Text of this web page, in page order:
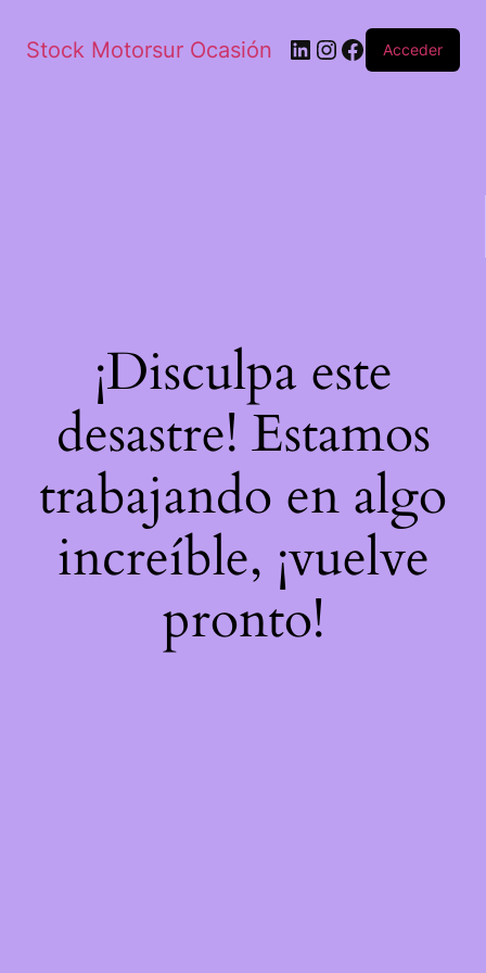
Stock Motorsur Ocasión Acceder
¡Disculpa este
desastre! Estamos
trabajando en algo
increíble, ¡vuelve
pronto!